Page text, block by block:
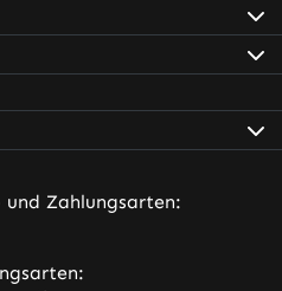
und Zahlungsarten: